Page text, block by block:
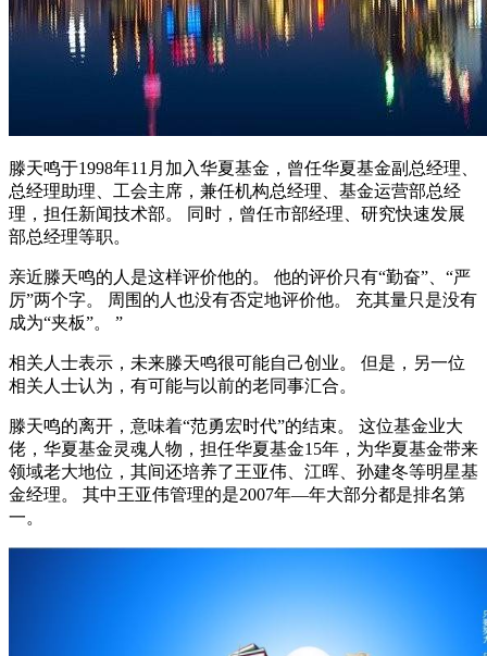
滕天鸣于1998年11月加入华夏基金，曾任华夏基金副总经理、
总经理助理、工会主席，兼任机构总经理、基金运营部总经
理，担任新闻技术部。 同时，曾任市部经理、研究快速发展
部总经理等职。
亲近滕天鸣的人是这样评价他的。 他的评价只有“勤奋”、“严
厉”两个字。 周围的人也没有否定地评价他。 充其量只是没有
成为“夹板”。 ”
相关人士表示，未来滕天鸣很可能自己创业。 但是，另一位
相关人士认为，有可能与以前的老同事汇合。
滕天鸣的离开，意味着“范勇宏时代”的结束。 这位基金业大
佬，华夏基金灵魂人物，担任华夏基金15年，为华夏基金带来
领域老大地位，其间还培养了王亚伟、江晖、孙建冬等明星基
金经理。 其中王亚伟管理的是2007年—年大部分都是排名第
一。